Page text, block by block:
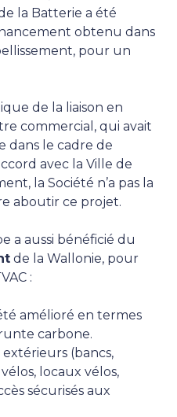
la Batterie a été
obtenu dans
pour un
de la liaison en
commercial, qui avait
dans le cadre de
avec la Ville de
la Société n’a pas la
aboutir ce projet.
a aussi bénéficié du
de la Wallonie, pour
:
amélioré en termes
carbone.
(bancs,
locaux vélos,
sécurisés aux